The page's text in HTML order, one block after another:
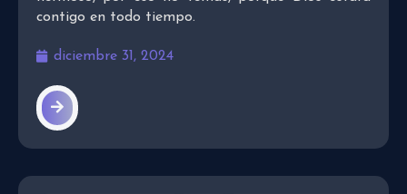
contigo en todo tiempo.
diciembre 31, 2024